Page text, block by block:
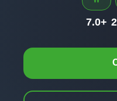
7.0+